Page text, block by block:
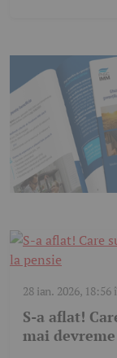
28 ian. 2026, 18:56
S-a aflat!
mai